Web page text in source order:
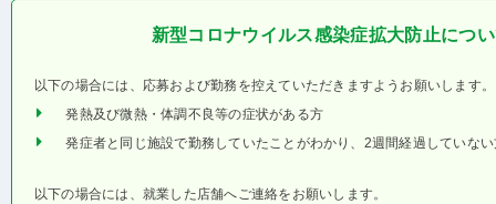
新型コロナウイルス感染症拡大防止につ
以下の場合には、応募および勤務を控えていただきますようお願いします。
発熱及び微熱・体調不良等の症状がある方
発症者と同じ施設で勤務していたことがわかり、2週間経過していな
以下の場合には、就業した店舗へご連絡をお願いします。